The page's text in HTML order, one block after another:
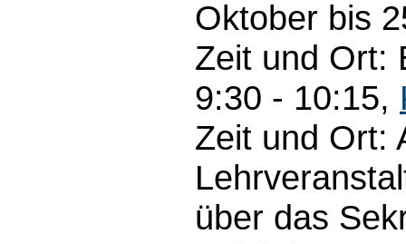
Oktober bis
Zeit und Ort:
9:30 - 10:15,
Zeit und Ort:
über das